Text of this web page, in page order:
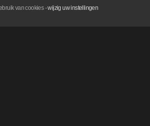
van cookies-wijzig uw instellingen